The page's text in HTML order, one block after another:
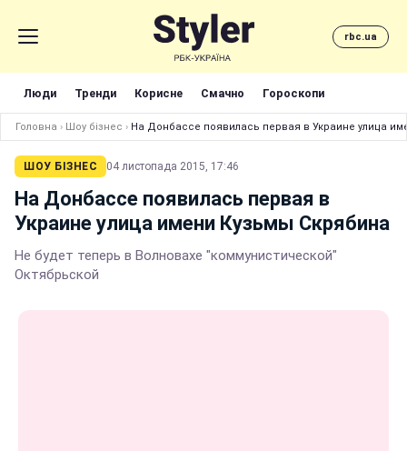
rbc.ua
Люди Тренди Корисне Смачно Гороскопи
Головна › Шоу бізнес › На Донбассе появилась первая в Украине улица
ШОУ БІЗНЕС 04 листопада 2015, 17:46
На Донбассе появилась первая в
Украине улица имени Кузьмы Скрябина
Не будет теперь в Волновахе "коммунистической"
Октябрьской